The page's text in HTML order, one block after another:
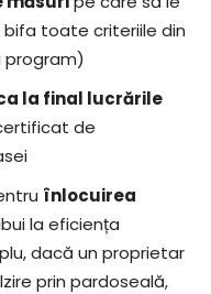
bifa toate criteriile din
program)
la final lucrările
de
înlocuirea
la eficiența
dacă un proprietar
prin pardoseală,